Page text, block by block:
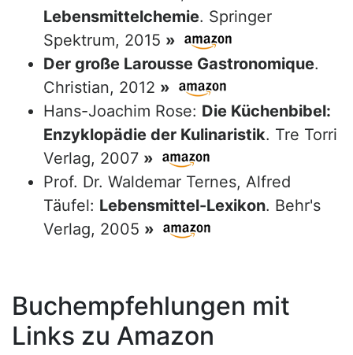
Lebensmittelchemie. Springer
Spektrum, 2015 »
Der große Larousse Gastronomique.
Christian, 2012 »
Hans-Joachim Rose: Die Küchenbibel:
Enzyklopädie der Kulinaristik. Tre Torri
Verlag, 2007 »
Prof. Dr. Waldemar Ternes, Alfred
Täufel: Lebensmittel-Lexikon. Behr's
Verlag, 2005 »
Buchempfehlungen mit
Links zu Amazon